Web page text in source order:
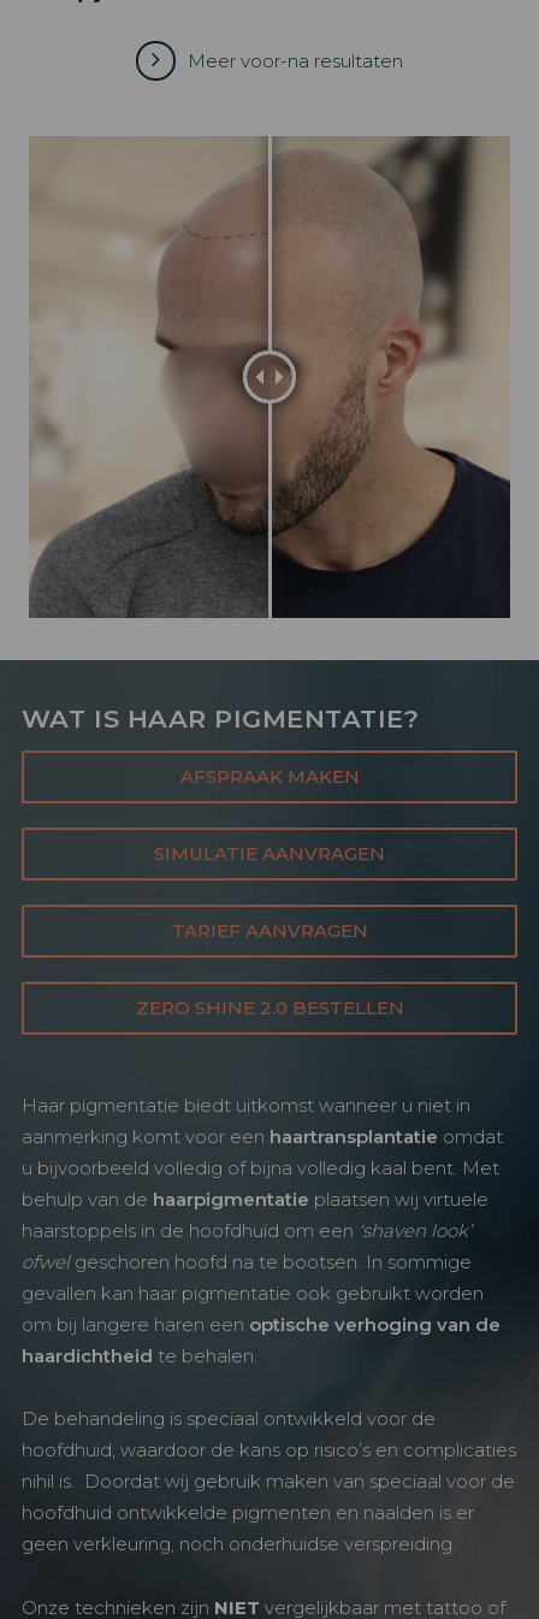
Meer voor-na resultaten
WAT IS HAAR PIGMENTATIE?
AFSPRAAK MAKEN
SIMULATIE AANVRAGEN
TARIEF AANVRAGEN
ZERO SHINE 2.0 BESTELLEN
Haar pigmentatie biedt uitkomst wanneer u niet in
aanmerking komt voor een haartransplantatie omdat
u bijvoorbeeld volledig of bijna volledig kaal bent. Met
behulp van de haarpigmentatie plaatsen wij virtuele
haarstoppels in de hoofdhuid om een ‘shaven look’
ofwelgeschoren hoofd na te bootsen. In sommige
gevallen kan haar pigmentatie ook gebruikt worden
om bij langere haren een optische verhoging van de
haardichtheid te behalen.
De behandeling is speciaal ontwikkeld voor de
hoofdhuid, waardoor de kans op risico’s en complicaties
nihil is. Doordat wij gebruik maken van speciaal voor de
hoofdhuid ontwikkelde pigmenten en naalden is er
geen verkleuring, noch onderhuidse verspreiding.
Onze technieken zijn NIET vergelijkbaar met tattoo of